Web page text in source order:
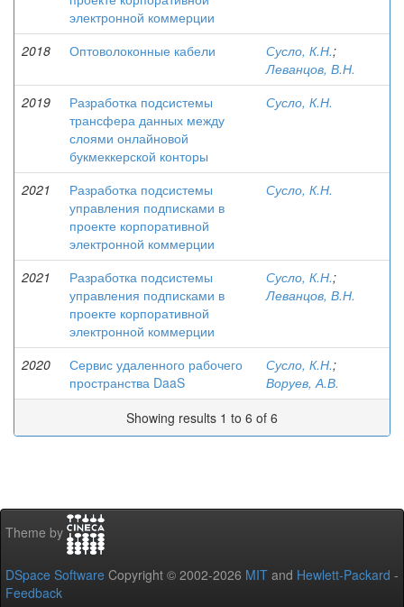
электронной коммерции
2018 Оптоволоконные кабели Сусло, К.Н.;
Леванцов, В.Н.
2019
Разработка подсистемы
трансфера данных между
слоями онлайновой
букмеккерской конторы
Сусло, К.Н.
2021
Разработка подсистемы
управления подписками в
проекте корпоративной
электронной коммерции
Сусло, К.Н.
2021
Разработка подсистемы
управления подписками в
проекте корпоративной
электронной коммерции
Сусло, К.Н.;
Леванцов, В.Н.
2020
Сервис удаленного рабочего
пространства DaaS
Сусло, К.Н.;
Воруев, А.В.
Showing results 1 to 6 of 6
Theme by
DSpace Software Copyright © 2002-2026 MIT and Hewlett-Packard -
Feedback